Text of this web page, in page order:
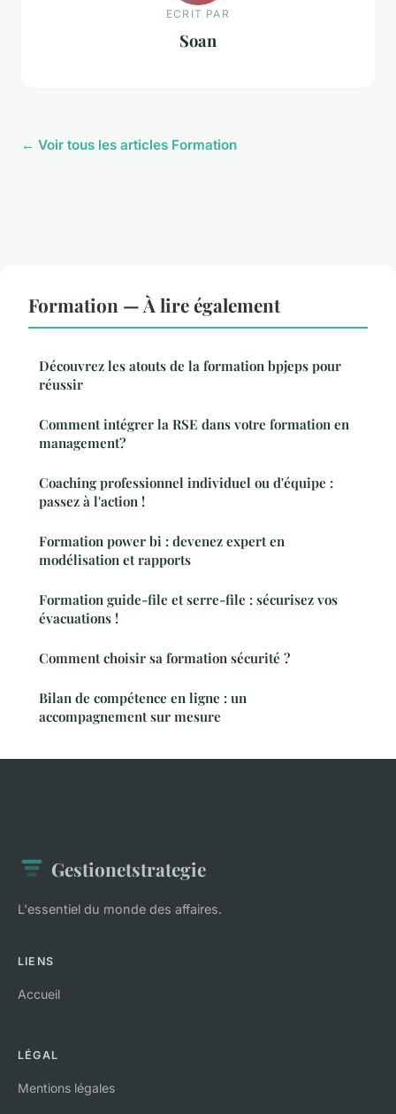
ECRIT PAR
Soan
← Voir tous les articles Formation
Formation — À lire également
Découvrez les atouts de la formation bpjeps pour
réussir
Comment intégrer la RSE dans votre formation en
management?
Coaching professionnel individuel ou d'équipe :
passez à l'action !
Formation power bi : devenez expert en
modélisation et rapports
Formation guide-file et serre-file : sécurisez vos
évacuations !
Comment choisir sa formation sécurité ?
Bilan de compétence en ligne : un
accompagnement sur mesure
Gestionetstrategie
L'essentiel du monde des affaires.
LIENS
Accueil
LÉGAL
Mentions légales